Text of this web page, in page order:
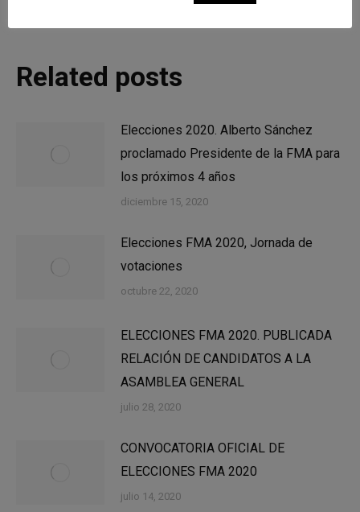
Related posts
Elecciones 2020. Alberto Sánchez
proclamado Presidente de la FMA para
los próximos 4 años
diciembre 15, 2020
Elecciones FMA 2020, Jornada de
votaciones
octubre 22, 2020
ELECCIONES FMA 2020. PUBLICADA
RELACIÓN DE CANDIDATOS A LA
ASAMBLEA GENERAL
julio 28, 2020
CONVOCATORIA OFICIAL DE
ELECCIONES FMA 2020
julio 14, 2020